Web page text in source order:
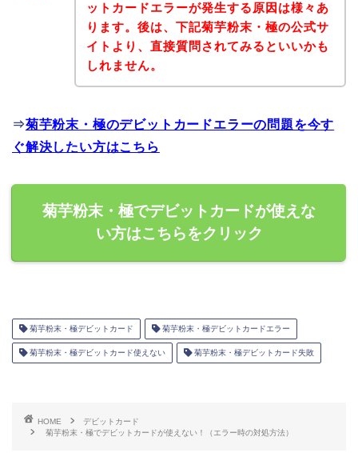
ットカードエラーが発生する原因は様々あ
ります。後は、下記菊芋粉末・極の公式サ
イトより、直接質問されてみるといいかも
しれません。
⇒菊芋粉末・極のデビットカードエラーの問題を今す
ぐ解決したい方はこちら
菊芋粉末・極でデビットカードが使えな
い方はこちらをクリック
菊芋粉末・極デビットカード 菊芋粉末・極デビットカードエラー
菊芋粉末・極デビットカード使えない 菊芋粉末・極デビットカード失敗
HOME
デビットカード
菊芋粉末・極でデビットカードが使えない！（エラー時の対処方法）